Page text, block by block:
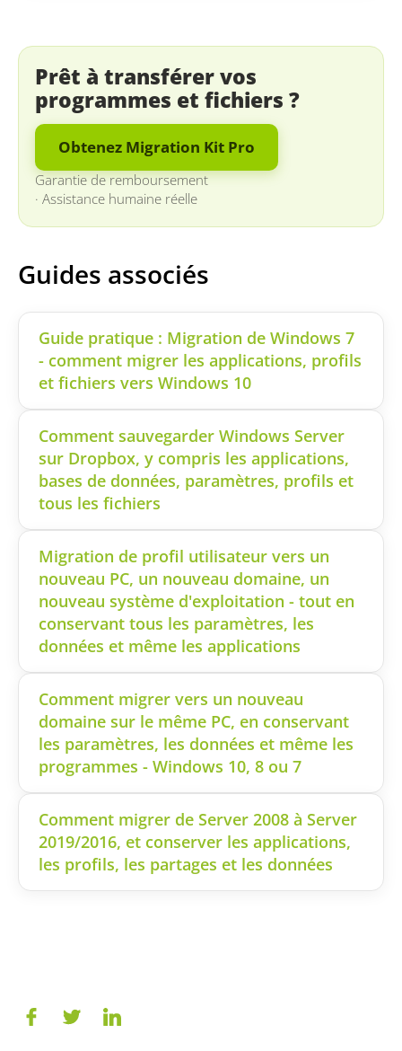
Prêt à transférer vos
programmes et fichiers ?
Obtenez Migration Kit Pro
Garantie de remboursement
· Assistance humaine réelle
Guides associés
Guide pratique : Migration de Windows 7
- comment migrer les applications, profils
et fichiers vers Windows 10
Comment sauvegarder Windows Server
sur Dropbox, y compris les applications,
bases de données, paramètres, profils et
tous les fichiers
Migration de profil utilisateur vers un
nouveau PC, un nouveau domaine, un
nouveau système d'exploitation - tout en
conservant tous les paramètres, les
données et même les applications
Comment migrer vers un nouveau
domaine sur le même PC, en conservant
les paramètres, les données et même les
programmes - Windows 10, 8 ou 7
Comment migrer de Server 2008 à Server
2019/2016, et conserver les applications,
les profils, les partages et les données